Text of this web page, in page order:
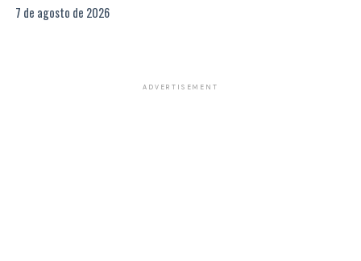
7 de agosto de 2026
ADVERTISEMENT